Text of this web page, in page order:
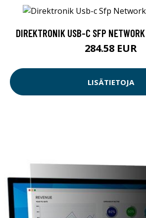
DIREKTRONIK USB-C SFP
284.58 EUR
LISÄTIETOJA